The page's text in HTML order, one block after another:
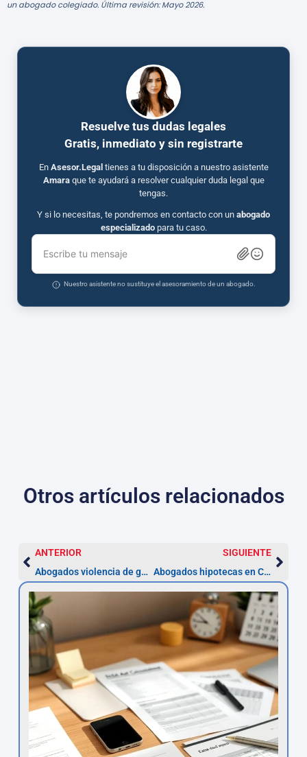
un abogado colegiado. Última revisión: Mayo 2026.
Resuelve tus dudas legales
Gratis, inmediato y sin registrarte
En Asesor.Legal tienes a tu disposición a nuestro asistente
Amaraque te ayudará a resolver cualquier duda legal que
tengas.
Y si lo necesitas, te pondremos en contacto con un abogado
especializadopara tu caso.
Escribe tu mensaje
Nuestro asistente no sustituye el asesoramiento de un abogado.
Otros artículos relacionados
ANTERIOR
Abogados violencia de género en Cartagena — protección inmediata
SIGUIENTE
Abogados hipotecas en Cartagena: reclamar gastos en 3 pasos